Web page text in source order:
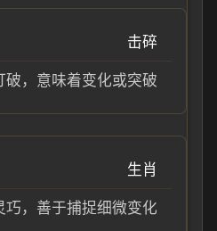
击碎
破，意味着变化或突破
生肖
巧，善于捕捉细微变化